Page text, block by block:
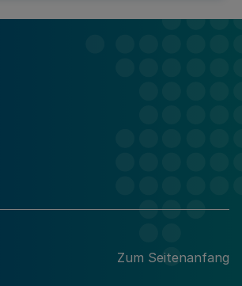
Zum Seitenanfang